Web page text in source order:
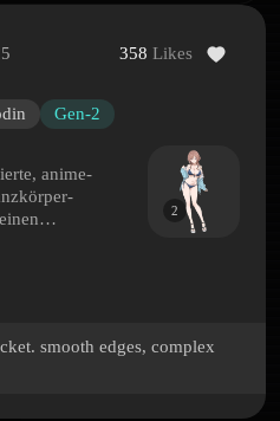
mit Jacke
mit Jacke is a Hyper3D 3D model
358 Likes
Gen-2
anime-
Jacke sowie
Das
komplexe
2
smooth edges, complex